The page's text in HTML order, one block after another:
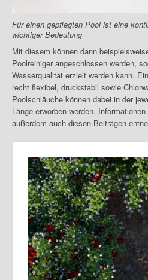
Für einen gepflegten Pool ist eine
wichtiger Bedeutung
Mit diesem können dann
Poolreiniger angeschlossen werden,
Wasserqualität erzielt werden kann.
recht flexibel, druckstabil sowie
Poolschläuche können dabei in der
Länge erworben werden.
außerdem auch diesen Beiträgen